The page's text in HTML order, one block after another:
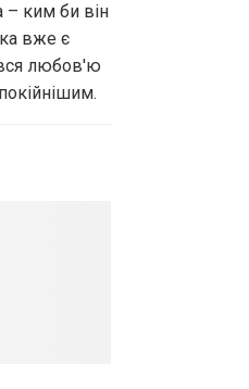
– ким би він
вже є
любов'ю